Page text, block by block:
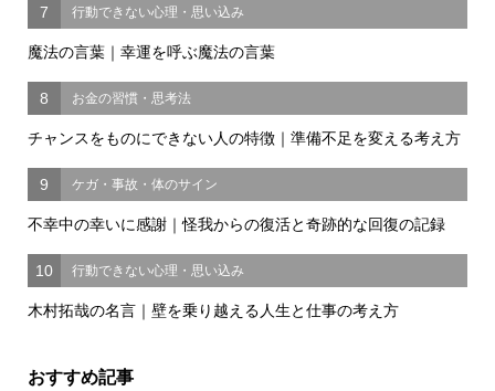
7 行動できない心理・思い込み
魔法の言葉｜幸運を呼ぶ魔法の言葉
8 お金の習慣・思考法
チャンスをものにできない人の特徴｜準備不足を変える考え方
9 ケガ・事故・体のサイン
不幸中の幸いに感謝｜怪我からの復活と奇跡的な回復の記録
10 行動できない心理・思い込み
木村拓哉の名言｜壁を乗り越える人生と仕事の考え方
おすすめ記事